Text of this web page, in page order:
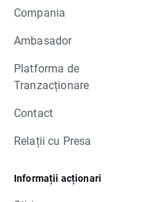
Compania
Ambasador
Platforma de
Tranzacționare
Contact
Relații cu Presa
Informații acționari